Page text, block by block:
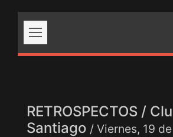
RETROSPECTOS /
Santiago / Viernes, 19